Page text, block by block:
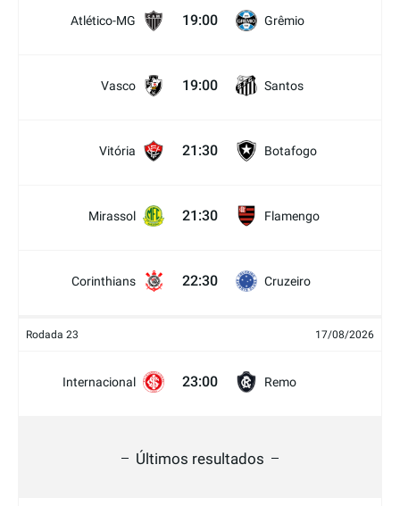
Atlético-MG 19:00 Grêmio
Vasco 19:00 Santos
Vitória 21:30 Botafogo
Mirassol 21:30 Flamengo
Corinthians 22:30 Cruzeiro
Rodada 23 17/08/2026
Internacional 23:00 Remo
Últimos resultados